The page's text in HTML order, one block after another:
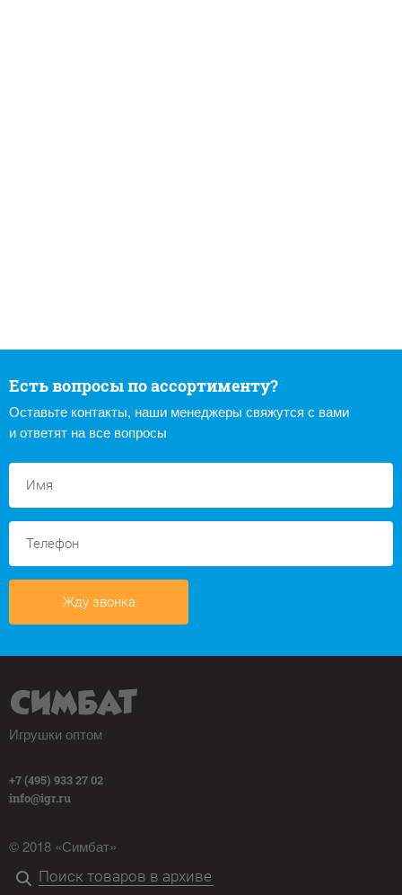
Есть вопросы по ассортименту?
Оставьте контакты, наши менеджеры свяжутся с вами
и ответят на все вопросы
Жду звонка
Игрушки оптом
+7 (495) 933 27 02
info@igr.ru
© 2018 «Симбат»